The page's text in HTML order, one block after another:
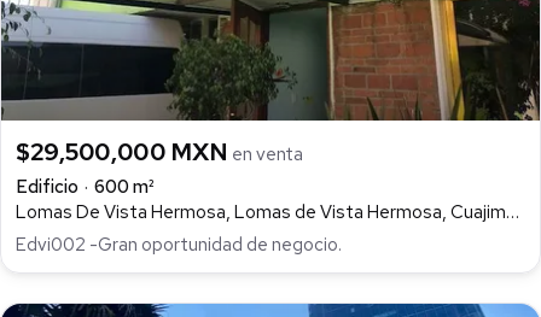
$29,500,000 MXN en venta
Edificio
600 m²
Lomas De Vista Hermosa, Lomas de Vista Hermosa, Cuajimalpa de Morelos
Edvi002 -Gran oportunidad de negocio.